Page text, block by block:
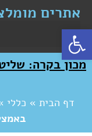
אתרים
מכון בקרה:
דף הבית » כללי
פתח סרגל נגישות